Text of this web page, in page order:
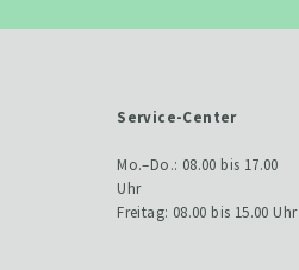
Service-Center
Mo.–Do.: 08.00 bis 17.00
Uhr
Freitag: 08.00 bis 15.00 Uhr